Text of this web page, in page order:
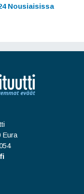
Nousiaisissa
Eura